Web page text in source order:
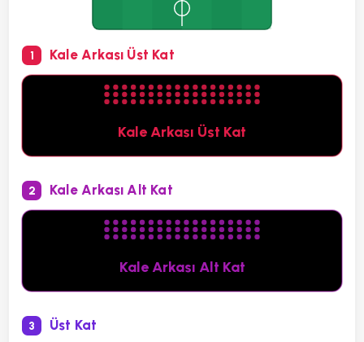
1 Kale Arkası Üst Kat
Kale Arkası Üst Kat
2 Kale Arkası Alt Kat
Kale Arkası Alt Kat
3 Üst Kat